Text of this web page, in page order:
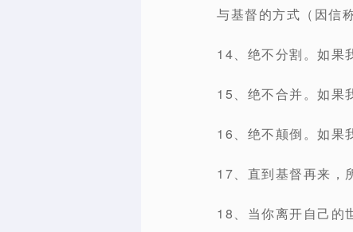
与基督的方式（因信
14、绝不分割。如果
15、绝不合并。如果
16、绝不颠倒。如果
17、直到基督再来，
18、当你离开自己的